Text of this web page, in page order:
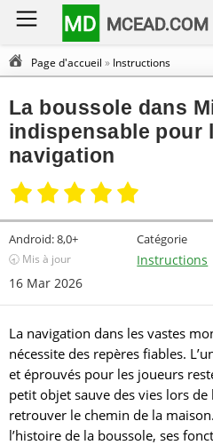
MD MCEAD.COM
Page d'accueil » Instructions
La boussole dans
indispensable pour
navigation
Android:8,0+
🕣 Mis à jour
16 Mar 2026
Catégorie
Instructions
La navigation dans les vastes
nécessite des repères fiables.
et éprouvés pour les joueurs
petit objet sauve des vies lors
retrouver le chemin de la
l’histoire de la boussole, ses